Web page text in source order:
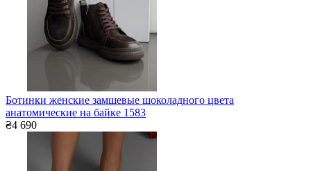
Ботинки женские замшевые шоколадного цвета
анатомические на байке 1583
₴4 690